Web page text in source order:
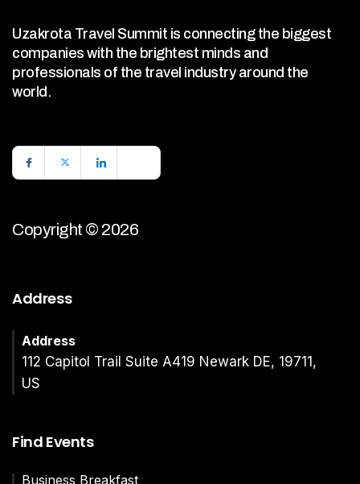
Uzakrota Travel Summit is connecting the biggest
companies with the brightest minds and
professionals of the travel industry around the
world.
Copyright © 2026
Address
Address
112 Capitol Trail Suite A419 Newark DE, 19711,
US
Find Events
Business Breakfast